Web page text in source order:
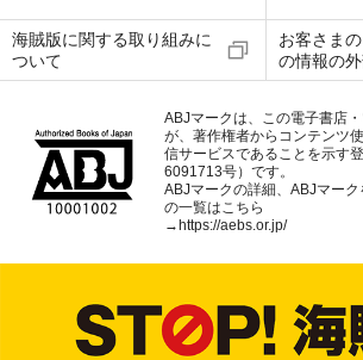
海賊版に関する取り組みに
ついて
お客さま
の情報の
ABJマークは、この電子書店
が、著作権者からコンテンツ
信サービスであることを示す
6091713号）です。
ABJマークの詳細、ABJマー
の一覧はこちら
→ https://aebs.or.jp/